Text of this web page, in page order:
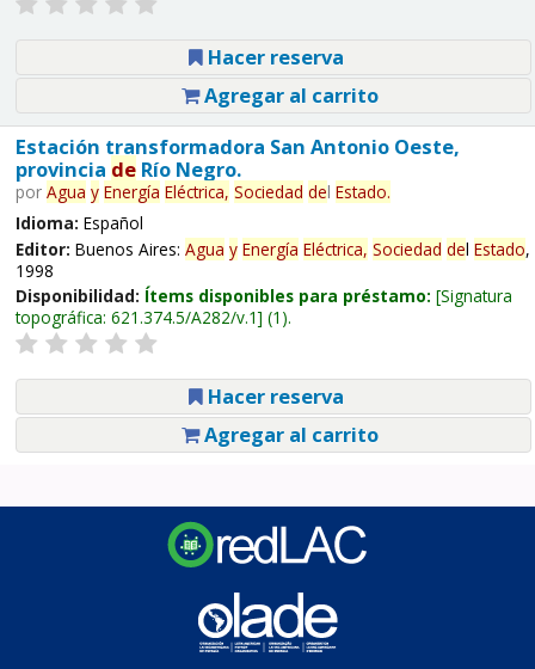
Hacer reserva
Agregar al carrito
Estación transformadora San Antonio Oeste,
provincia deRío Negro.
por Agua y Energía Eléctrica, Sociedad del Estado.
Idioma: Español
Editor: Buenos Aires: Agua y Energía Eléctrica, Sociedad del Estado,
1998
Disponibilidad: Ítems disponibles para préstamo: Signatura
topográfica: 621.374.5/A282/v.1 (1).
Hacer reserva
Agregar al carrito